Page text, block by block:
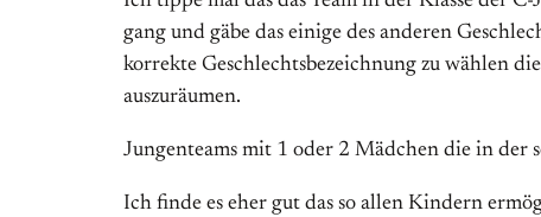
gang und gäbe das einige des anderen
korrekte Geschlechtsbezeichnung zu wählen
auszuräumen.
Jungenteams mit 1 oder 2 Mädchen die in der
Ich finde es eher gut das so allen Kindern